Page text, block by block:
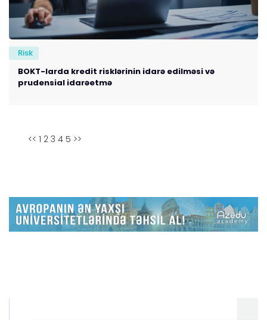
Risk
BOKT-larda kredit risklərinin idarə edilməsi və
prudensial idarəetmə
<< 1 2 3 4 5 >>